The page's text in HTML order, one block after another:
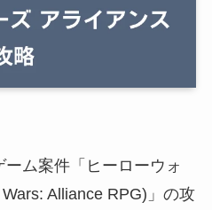
ム案件「ヒーローウォ
Alliance RPG)」の攻